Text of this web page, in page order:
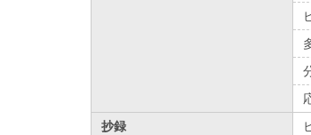
抄録